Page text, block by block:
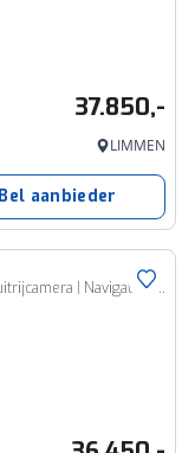
37.850,-
LIMMEN
Bel aanbieder
2WD | Apple Carplay & Android Auto | Achteruitrijcamera | Navigatie | Stoelverwarming |